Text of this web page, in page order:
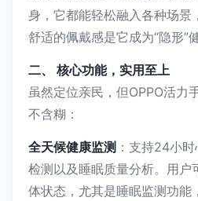
身，它都能轻松融入各种场景
舒适的佩戴感是它成为“隐形”
二、 核心功能，实用至上
虽然定位亲民，但OPPO活力
不含糊：
全天候健康监测 ：支持24小
检测以及睡眠质量分析。用户
体状态，尤其是睡眠监测功能